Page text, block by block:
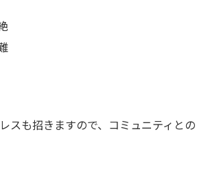
スも招きますので、コミュニティとの